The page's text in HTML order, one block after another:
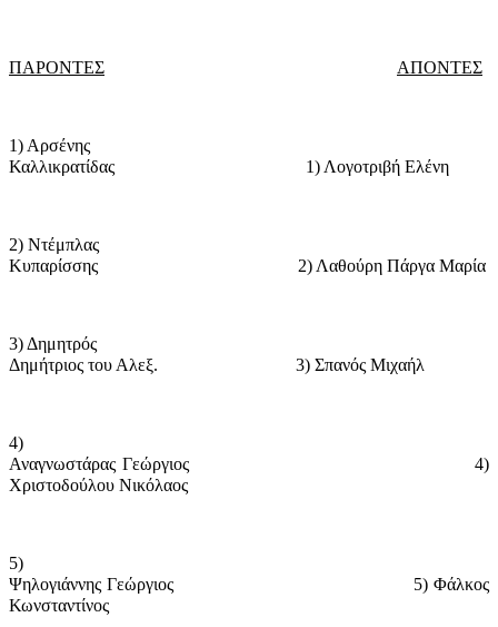
ΠΑΡΟΝΤΕΣ ΑΠΟΝΤΕΣ
1) Αρσένης
Καλλικρατίδας
1) Λογοτριβή Ελένη
2) Ντέμπλας
Κυπαρίσσης
2) Λαθούρη Πάργα Μαρία
3) Δημητρός
Δημήτριος του Αλεξ.
3) Σπανός Μιχαήλ
4)
Αναγνωστάρας Γεώργιος
4)
Χριστοδούλου Νικόλαος
5)
Ψηλογιάννης Γεώργιος
5) Φάλκος
Κωνσταντίνος